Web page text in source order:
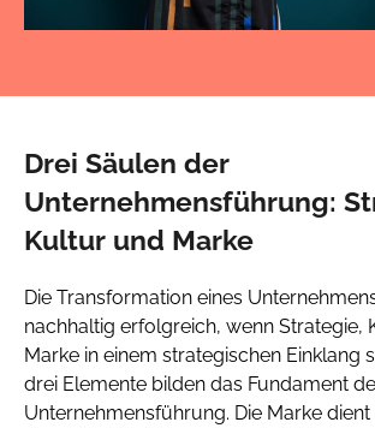
Drei Säulen der
Unternehmensführung:
Kultur und Marke
Die Transformation eines
nachhaltig erfolgreich, wenn Strategie,
Marke in einem strategischen Einklang
drei Elemente bilden das Fundament
Unternehmensführung. Die Marke